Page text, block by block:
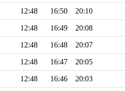
12:48 16:50 20:10
12:48 16:49 20:08
12:48 16:48 20:07
12:48 16:47 20:05
12:48 16:46 20:03